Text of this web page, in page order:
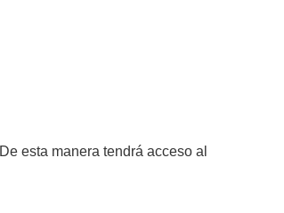
De esta manera tendrá acceso al